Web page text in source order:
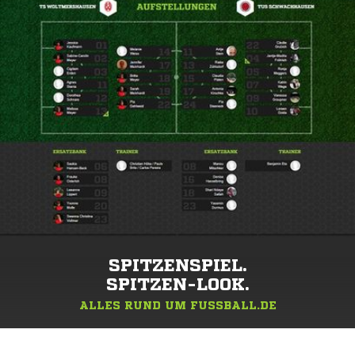
SPITZENSPIEL.
SPITZEN-LOOK.
ALLES RUND UM FUSSBALL.DE